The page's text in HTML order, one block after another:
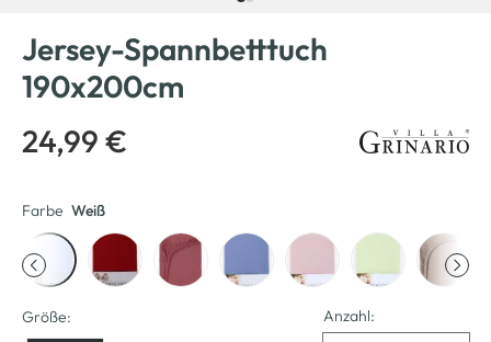
Jersey-Spannbetttuch
190x200cm
24,99 €
Farbe Weiß
Größe: Anzahl: